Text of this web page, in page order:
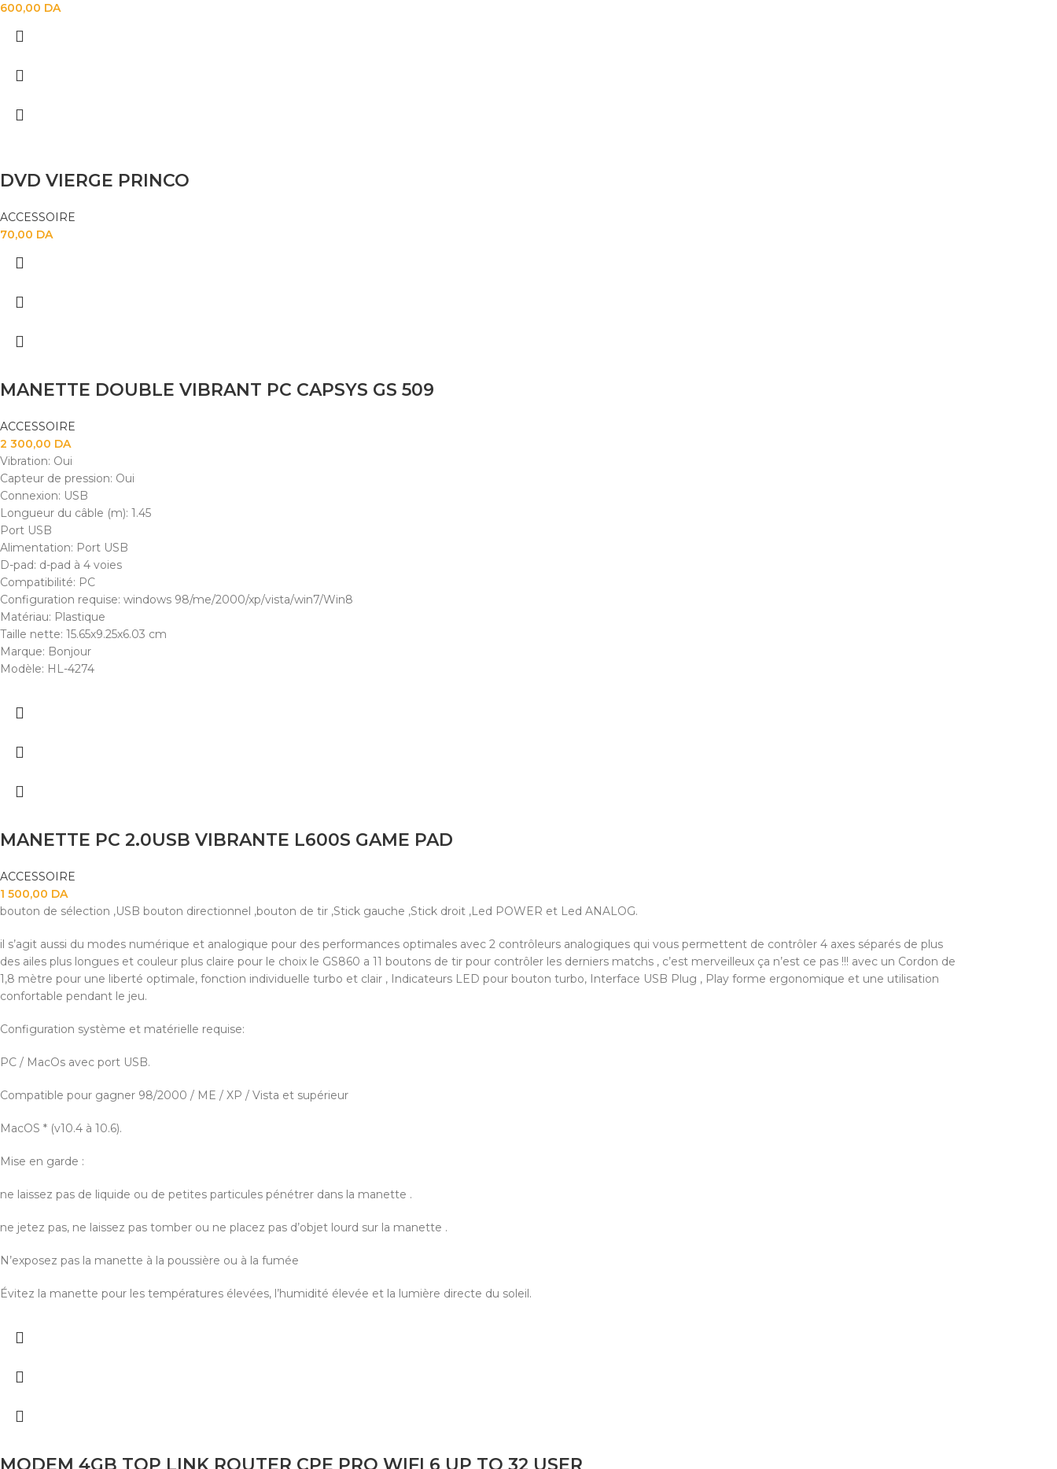
600,00 DA
DVD VIERGE PRINCO
ACCESSOIRE
70,00 DA
MANETTE DOUBLE VIBRANT PC CAPSYS GS 509
ACCESSOIRE
2 300,00 DA
Vibration: Oui
Capteur de pression: Oui
Connexion: USB
Longueur du câble (m): 1.45
Port USB
Alimentation: Port USB
D-pad: d-pad à 4 voies
Compatibilité: PC
Configuration requise: windows 98/me/2000/xp/vista/win7/Win8
Matériau: Plastique
Taille nette: 15.65x9.25x6.03 cm
Marque: Bonjour
Modèle: HL-4274
MANETTE PC 2.0USB VIBRANTE L600S GAME PAD
ACCESSOIRE
1 500,00 DA
bouton de sélection ,USB bouton directionnel ,bouton de tir ,Stick gauche ,Stick droit ,Led POWER et Led ANALOG.
il s’agit aussi du modes numérique et analogique pour des performances optimales avec 2 contrôleurs analogiques qui vous permettent de contrôler 4 axes séparés de plus
des ailes plus longues et couleur plus claire pour le choix le GS860 a 11 boutons de tir pour contrôler les derniers matchs , c’est merveilleux ça n’est ce pas !!! avec un Cordon de
1,8 mètre pour une liberté optimale, fonction individuelle turbo et clair , Indicateurs LED pour bouton turbo, Interface USB Plug , Play forme ergonomique et une utilisation
confortable pendant le jeu.
Configuration système et matérielle requise:
PC / MacOs avec port USB.
Compatible pour gagner 98/2000 / ME / XP / Vista et supérieur
MacOS * (v10.4 à 10.6).
Mise en garde :
ne laissez pas de liquide ou de petites particules pénétrer dans la manette .
ne jetez pas, ne laissez pas tomber ou ne placez pas d’objet lourd sur la manette .
N’exposez pas la manette à la poussière ou à la fumée
Évitez la manette pour les températures élevées, l’humidité élevée et la lumière directe du soleil.